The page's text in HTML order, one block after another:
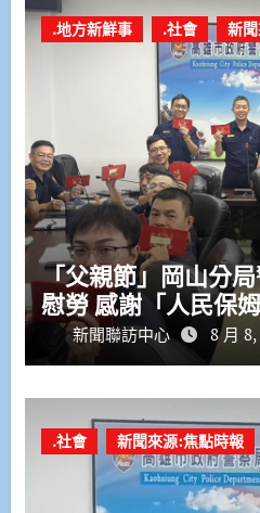
.地方新鮮事 .社會 新
「父親節」岡山分
慰勞 感謝「人民
新聞聯訪中心 8 月 8,
.社會 新聞來源:焦點時報